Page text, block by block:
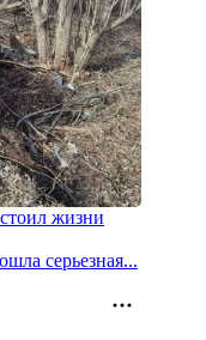
жизни
серьезная...